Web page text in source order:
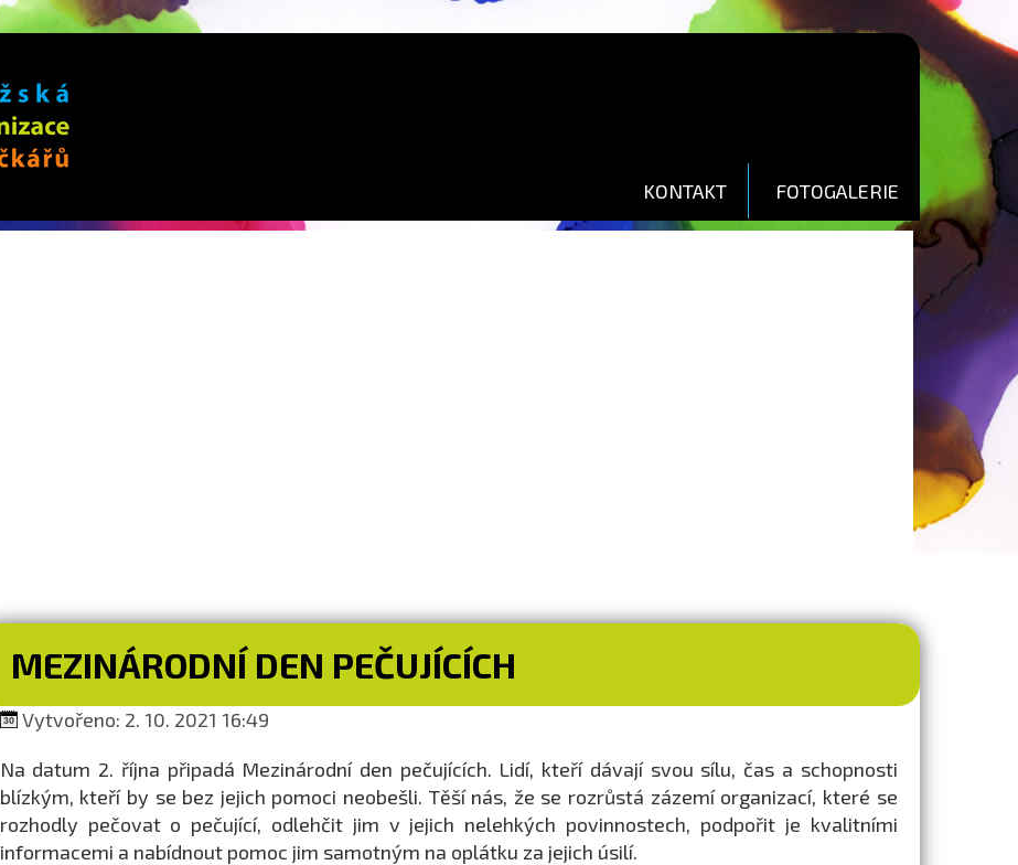
KONTAKT FOTOGALERIE
MEZINÁRODNÍ DEN PEČUJÍCÍCH
Vytvořeno: 2. 10. 2021 16:49
Na datum 2. října připadá Mezinárodní den pečujících. Lidí, kteří dávají svou sílu, čas a schopnosti
blízkým, kteří by se bez jejich pomoci neobešli. Těší nás, že se rozrůstá zázemí organizací, které se
rozhodly pečovat o pečující, odlehčit jim v jejich nelehkých povinnostech, podpořit je kvalitními
informacemi a nabídnout pomoc jim samotným na oplátku za jejich úsilí.